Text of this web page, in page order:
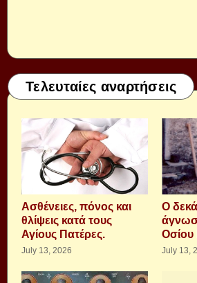
Τελευταίες αναρτήσεις
Aσθένειες, πόνος και
θλίψεις κατά τους
Αγίους Πατέρες.
July 13, 2026
Ο
Οσίου
July 13,